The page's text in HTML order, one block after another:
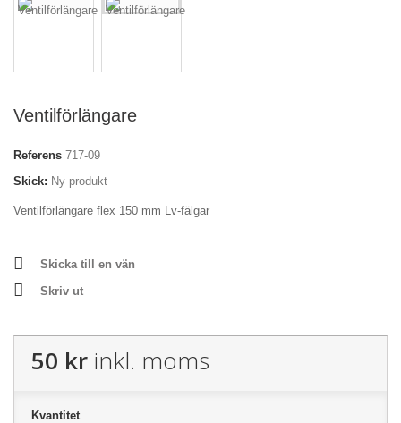
Ventilförlängare
Referens 717-09
Skick: Ny produkt
Ventilförlängare flex 150 mm Lv-fälgar
Skicka till en vän
Skriv ut
50 kr inkl. moms
Kvantitet